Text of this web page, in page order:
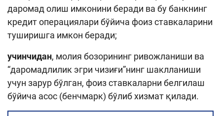
даромад олиш имконини беради ва бу банкнинг
кредит операциялари бўйича фоиз ставкаларини
туширишга имкон беради;
учинчидан, молия бозорининг ривожланиши ва
“даромадлилик эгри чизиғи”нинг шаклланиши
учун зарур бўлган, фоиз ставкаларни белгилаш
бўйича асос (бенчмарк) бўлиб хизмат қилади.